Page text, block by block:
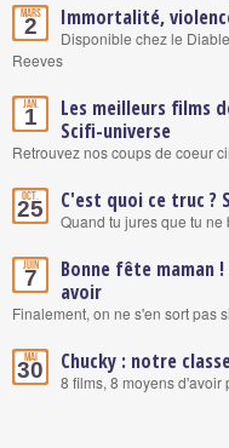
Mars
2 Immortalité,
Disponible chez le
Reeves
Jan.
1
Les meilleurs films
Scifi-universe
Retrouvez nos coups de coeur
Oct.
25 C'est quoi ce truc ?
Quand tu jures que tu
Juin
7
Bonne fête maman
avoir
Finalement, on ne s'en sort pas
Mai
30 Chucky : notre
8 films, 8 moyens d'avoir